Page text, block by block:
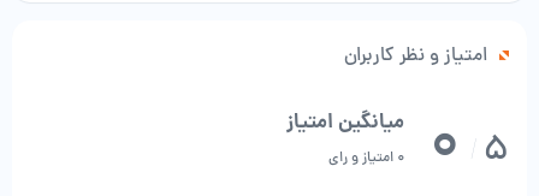
امتیاز و نظر کاربران
5
0 میانگین امتیاز
0 امتیاز و رای